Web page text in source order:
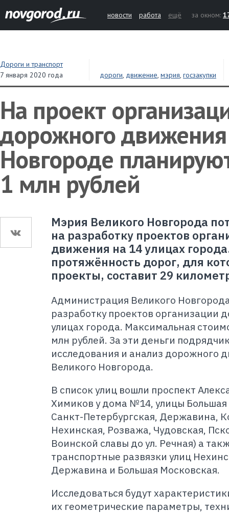
новости работа ещё за окном:
Дороги и транспорт
7 января 2020 года
дороги, движение, мэрия, госзакупки
На проект
дорожного
Новгороде
1 млн рублей
Мэрия Великого Новгорода
на разработку проектов
движения на 14 улицах
протяжённость дорог, для
проекты, составит 29
Администрация Великого
разработку проектов организации
улицах города. Максимальная
млн рублей. За эти деньги
исследования и анализ дорожного
Великого Новгорода.
В список улиц вошли проспект
Химиков у дома №14, улицы Большая
Санкт-Петербургская, Державина,
Нехинская, Розважа, Чудовская,
Воинской славы до ул. Речная) а
транспортные развязки улиц
Державина и Большая Московская.
Исследоваться будут
их геометрические параметры,